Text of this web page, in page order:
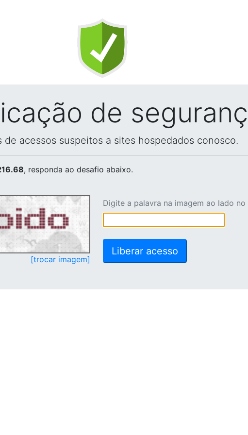
de
acessos suspeitos a sites hospedados conosco.
, responda ao desafio abaixo.
[trocar imagem]
Digite a palavra na imagem ao lado